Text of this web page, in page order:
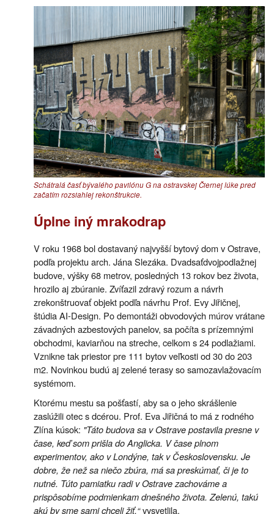
Schátralá časť bývalého pavilónu G na ostravskej Čiernej lúke pred
začatím rozsiahlej rekonštrukcie.
Úplne iný mrakodrap
V roku 1968 bol dostavaný najvyšší bytový dom v Ostrave,
podľa projektu arch. Jána Slezáka. Dvadsaťdvojpodlažnej
budove, výšky 68 metrov, posledných 13 rokov bez života,
hrozilo aj zbúranie. Zvíťazil zdravý rozum a návrh
zrekonštruovať objekt podľa návrhu Prof. Evy Jiřičnej,
štúdia AI-Design. Po demontáži obvodových múrov vrátane
závadných azbestových panelov, sa počíta s prízemnými
obchodmi, kaviarňou na streche, celkom s 24 podlažiami.
Vznikne tak priestor pre 111 bytov veľkosti od 30 do 203
m2. Novinkou budú aj zelené terasy so samozavlažovacím
systémom.
Ktorému mestu sa pošťastí, aby sa o jeho skrášlenie
zaslúžili otec s dcérou. Prof. Eva Jiřičná to má z rodného
Zlína kúsok: "Táto budova sa v Ostrave postavila presne v
čase, keď som prišla do Anglicka. V čase plnom
experimentov, ako v Londýne, tak v Československu. Je
dobre, že než sa niečo zbúra, má sa preskúmať, či je to
nutné. Túto pamiatku radi v Ostrave zachováme a
prispôsobíme podmienkam dnešného života. Zelenú, takú
akú by sme sami chceli žiť,“vysvetlila.